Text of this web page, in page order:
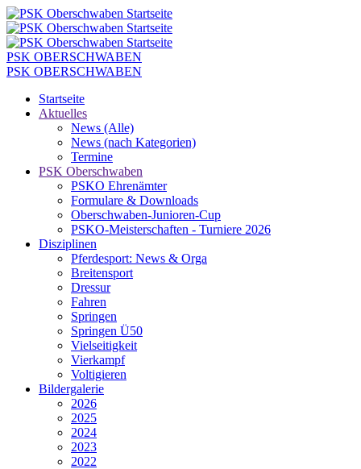
PSK OBERSCHWABEN
PSK OBERSCHWABEN
Startseite
Aktuelles
News (Alle)
News (nach Kategorien)
Termine
PSK Oberschwaben
PSKO Ehrenämter
Formulare & Downloads
Oberschwaben-Junioren-Cup
PSKO-Meisterschaften - Turniere 2026
Disziplinen
Pferdesport: News & Orga
Breitensport
Dressur
Fahren
Springen
Springen Ü50
Vielseitigkeit
Vierkampf
Voltigieren
Bildergalerie
2026
2025
2024
2023
2022